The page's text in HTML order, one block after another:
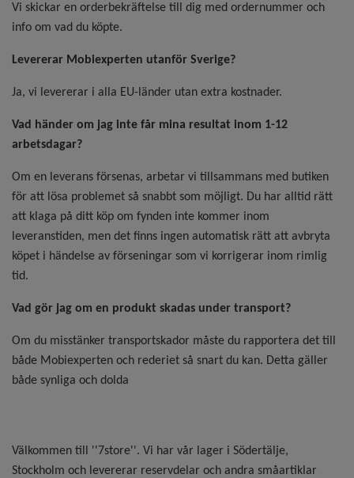
Välkommen till ''7store''. Vi har vår lager i Södertälje,
Stockholm och levererar reservdelar och andra småartiklar
Vi skickar en orderbekräftelse till dig med ordernummer och
info om vad du köpte.
Levererar Mobiexperten utanför Sverige?
Ja, vi levererar i alla EU-länder utan extra kostnader.
Vad händer om jag inte får mina resultat inom 1-12
arbetsdagar?
Om en leverans försenas, arbetar vi tillsammans med butiken
för att lösa problemet så snabbt som möjligt. Du har alltid rätt
att klaga på ditt köp om fynden inte kommer inom
leveranstiden, men det finns ingen automatisk rätt att avbryta
köpet i händelse av förseningar som vi korrigerar inom rimlig
tid.
Vad gör jag om en produkt skadas under transport?
Om du misstänker transportskador måste du rapportera det till
både Mobiexperten och rederiet så snart du kan. Detta gäller
både synliga och dolda